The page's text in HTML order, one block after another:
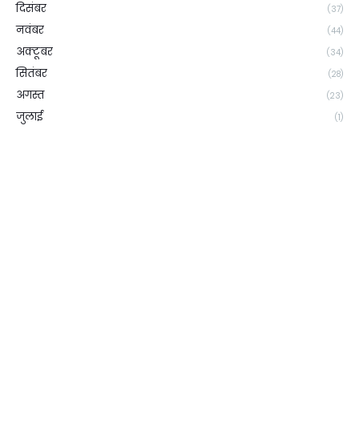
दिसंबर (37)
नवंबर (44)
अक्टूबर (34)
सितंबर (28)
अगस्त (23)
जुलाई (1)